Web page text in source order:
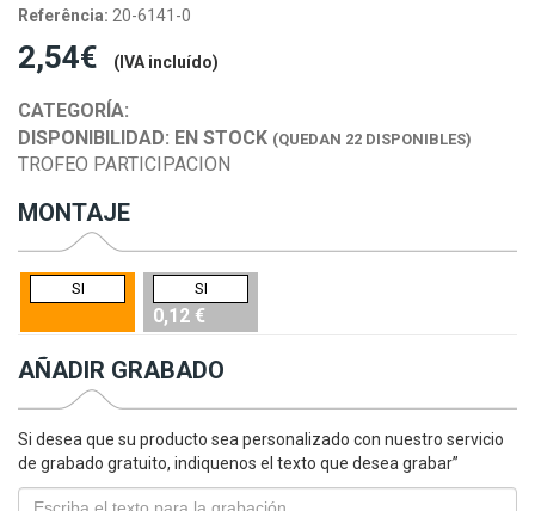
Referência: 20-6141-0
2,54€ (IVA incluído)
CATEGORÍA:
DISPONIBILIDAD: EN STOCK (QUEDAN 22 DISPONIBLES)
TROFEO PARTICIPACION
MONTAJE
SI SI
0,12 €
AÑADIR GRABADO
Si desea que su producto sea personalizado con nuestro servicio
de grabado gratuito, indiquenos el texto que desea grabar”